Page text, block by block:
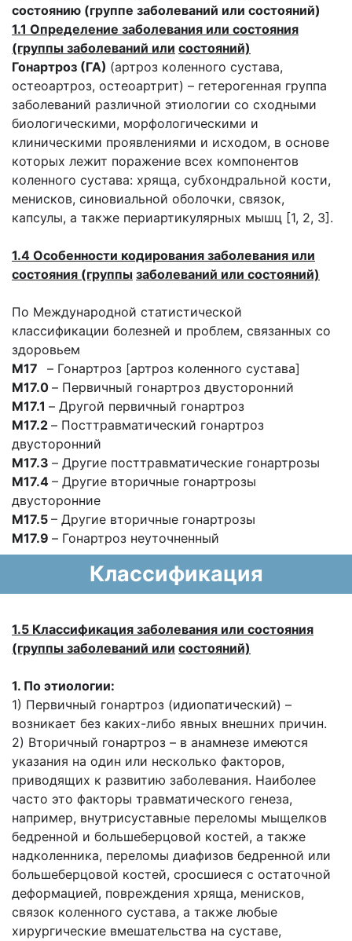
состоянию (группе заболеваний или состояний)
1.1 Определение заболевания или состояния
(группы заболеваний или состояний)
Гонартроз (ГА) (артроз коленного сустава,
остеоартроз, остеоартрит) – гетерогенная группа
заболеваний различной этиологии со сходными
биологическими, морфологическими и
клиническими проявлениями и исходом, в основе
которых лежит поражение всех компонентов
коленного сустава: хряща, субхондральной кости,
менисков, синовиальной оболочки, связок,
капсулы, а также периартикулярных мышц [1, 2, 3].
1.4 Особенности кодирования заболевания или
состояния (группы заболеваний или состояний)
По Международной статистической
классификации болезней и проблем, связанных со
здоровьем
M17 – Гонартроз [артроз коленного сустава]
M17.0 – Первичный гонартроз двусторонний
M17.1 – Другой первичный гонартроз
M17.2 – Посттравматический гонартроз
двусторонний
M17.3 – Другие посттравматические гонартрозы
М17.4 – Другие вторичные гонартрозы
двусторонние
М17.5 – Другие вторичные гонартрозы
M17.9 – Гонартроз неуточненный
Классификация
1.5 Классификация заболевания или состояния
(группы заболеваний или состояний)
1. По этиологии:
1) Первичный гонартроз (идиопатический) –
возникает без каких-либо явных внешних причин.
2) Вторичный гонартроз – в анамнезе имеются
указания на один или несколько факторов,
приводящих к развитию заболевания. Наиболее
часто это факторы травматического генеза,
например, внутрисуставные переломы мыщелков
бедренной и большеберцовой костей, а также
надколенника, переломы диафизов бедренной или
большеберцовой костей, сросшиеся с остаточной
деформацией, повреждения хряща, менисков,
связок коленного сустава, а также любые
хирургические вмешательства на суставе,